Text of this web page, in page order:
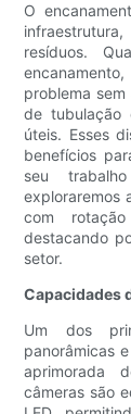
O
resíduos.
problema
de tubulação
úteis. Esses
benefícios
seu
exploraremos
com
destacando
setor.
Capacidades
Um dos
panorâmicas
aprimorada
câmeras são